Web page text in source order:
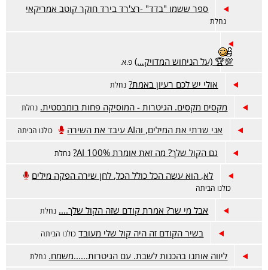
ספר ששמו "בדד" -רצ'רד בירד חוקר קוטב אמריקאי
נחלת
💯🏆 (על הניחוש המדויק…) פ.א.
אולי יש לכם רעיון באמת? נחלת
מקסים מקסים. הגיטרות - המוסיקה פחות בומבסטית. נחלת
אני שרתי את המילים, והAI עיבד את השירה כולנו הביתה
גם הקול שלך? מה זאת אומרת 100% AI? נחלת
לא, הוא עשה הכל כולל הכל, לחן שירה הפקה מילים
כולנו הביתה
אבל מי שר? אמרת קודם שזה הקול שלך.... נחלת
בשיר הקודם זה היה קול שלי מעובד כולנו הביתה
ליווה אותנו בהכנות לשבת. עם הגיטרות......משמח. נחלת